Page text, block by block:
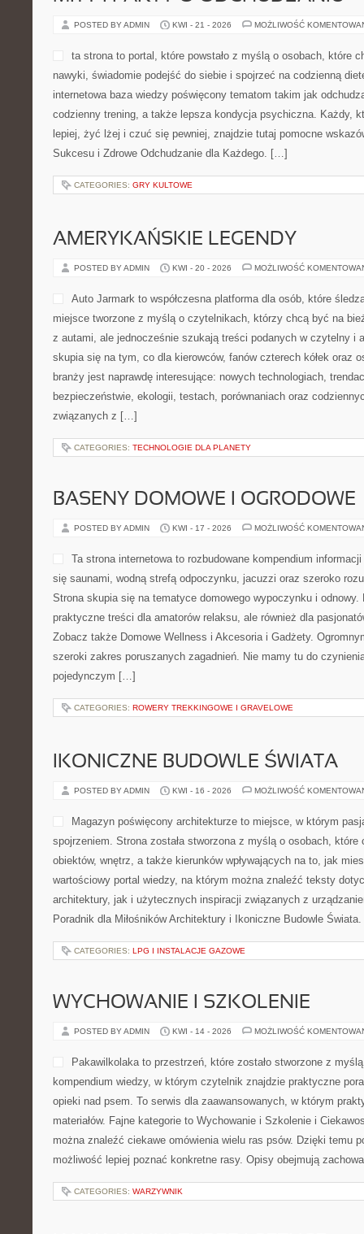
POSTED BY ADMIN KWI - 21 - 2026 MOŻLIWOŚĆ
ta strona to portal, które powstało z myślą o osobach, które
nawyki, świadomie podejść do siebie i spojrzeć na codzienną
internetowa baza wiedzy poświęcony tematom takim jak
codzienny trening, a także lepsza kondycja psychiczna. Każdy,
lepiej, żyć lżej i czuć się pewniej, znajdzie tutaj pomocne
Sukcesu i Zdrowe Odchudzanie dla Każdego. […]
CATEGORIES: GRY KULTOWE
AMERYKAŃSKIE LEGENDY
POSTED BY ADMIN KWI - 20 - 2026 MOŻLIWOŚĆ
Auto Jarmark to współczesna platforma dla osób, które
miejsce tworzone z myślą o czytelnikach, którzy chcą być na
z autami, ale jednocześnie szukają treści podanych w czytelny i
skupia się na tym, co dla kierowców, fanów czterech kółek oraz
branży jest naprawdę interesujące: nowych technologiach,
bezpieczeństwie, ekologii, testach, porównaniach oraz
związanych z […]
CATEGORIES: TECHNOLOGIE DLA PLANETY
BASENY DOMOWE I OGRODOWE
POSTED BY ADMIN KWI - 17 - 2026 MOŻLIWOŚĆ
Ta strona internetowa to rozbudowane kompendium
się saunami, wodną strefą odpoczynku, jacuzzi oraz szeroko
Strona skupia się na tematyce domowego wypoczynku i odnowy.
praktyczne treści dla amatorów relaksu, ale również dla
Zobacz także Domowe Wellness i Akcesoria i Gadżety.
szeroki zakres poruszanych zagadnień. Nie mamy tu do
pojedynczym […]
CATEGORIES: ROWERY TREKKINGOWE I GRAVELOWE
IKONICZNE BUDOWLE ŚWIATA
POSTED BY ADMIN KWI - 16 - 2026 MOŻLIWOŚĆ
Magazyn poświęcony architekturze to miejsce, w którym
spojrzeniem. Strona została stworzona z myślą o osobach, które
obiektów, wnętrz, a także kierunków wpływających na to, jak
wartościowy portal wiedzy, na którym można znaleźć teksty
architektury, jak i użytecznych inspiracji związanych z
Poradnik dla Miłośników Architektury i Ikoniczne Budowle
CATEGORIES: LPG I INSTALACJE GAZOWE
WYCHOWANIE I SZKOLENIE
POSTED BY ADMIN KWI - 14 - 2026 MOŻLIWOŚĆ
Pakawilkolaka to przestrzeń, które zostało stworzone z
kompendium wiedzy, w którym czytelnik znajdzie praktyczne
opieki nad psem. To serwis dla zaawansowanych, w którym
materiałów. Fajne kategorie to Wychowanie i Szkolenie i
można znaleźć ciekawe omówienia wielu ras psów. Dzięki temu
możliwość lepiej poznać konkretne rasy. Opisy obejmują
CATEGORIES: WARZYWNIK